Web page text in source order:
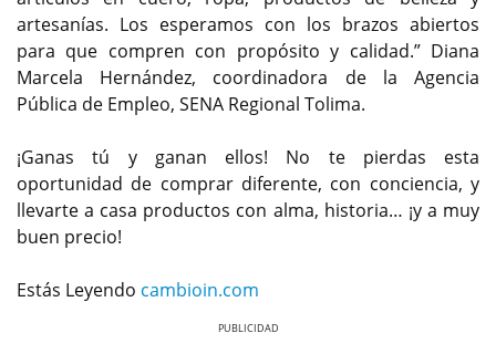
artesanías. Los esperamos con los brazos abiertos
para que compren con propósito y calidad.” Diana
Marcela Hernández, coordinadora de la Agencia
Pública de Empleo, SENA Regional Tolima.
¡Ganas tú y ganan ellos! No te pierdas esta
oportunidad de comprar diferente, con conciencia, y
llevarte a casa productos con alma, historia… ¡y a muy
buen precio!
Estás Leyendo cambioin.com